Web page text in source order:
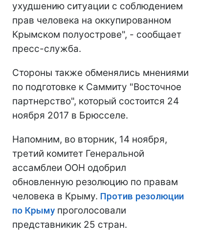
ухудшению ситуации с соблюдением
прав человека на оккупированном
Крымском полуострове", - сообщает
пресс-служба.
Стороны также обменялись мнениями
по подготовке к Саммиту "Восточное
партнерство", который состоится 24
ноября 2017 в Брюсселе.
Напомним, во вторник, 14 ноября,
третий комитет Генеральной
ассамблеи ООН одобрил
обновленную резолюцию по правам
человека в Крыму. Против резолюции
по Крыму проголосовали
представникик 25 стран.